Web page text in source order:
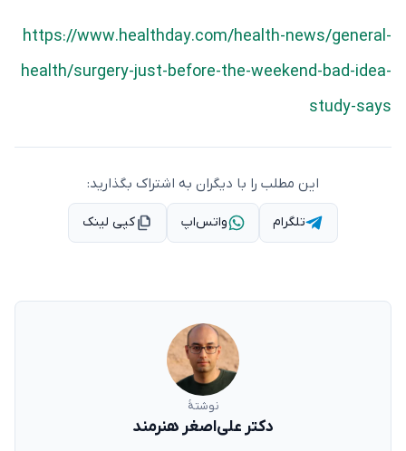
https://www.healthday.com/health-news/general-
health/surgery-just-before-the-weekend-bad-idea-
study-says
این مطلب را با دیگران به اشتراک بگذارید:
تلگرام واتس‌اپ کپی لینک
نوشتهٔ
دکتر علی‌اصغر هنرمند